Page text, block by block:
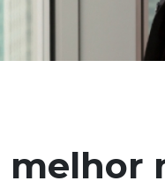
melhor